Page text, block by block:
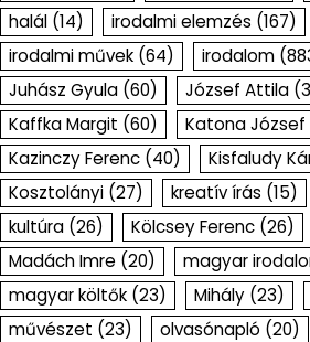
halál (14) irodalmi elemzés (167)
irodalmi művek (64) irodalom
Juhász Gyula (60) József Attila
Kaffka Margit (60) Katona József
Kazinczy Ferenc (40) Kisfaludy
Kosztolányi (27) kreatív írás (15)
kultúra (26) Kölcsey Ferenc (26)
Madách Imre (20) magyar
magyar költők (23) Mihály (23)
művészet (23) olvasónapló (20)